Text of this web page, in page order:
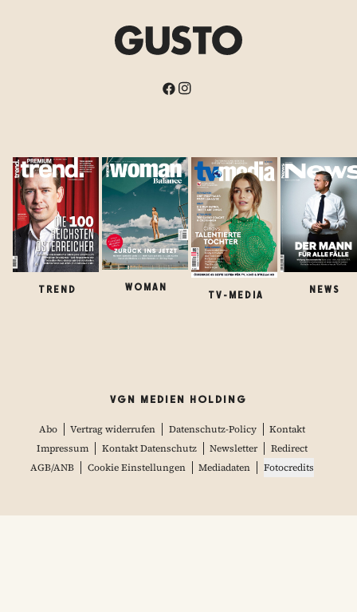
TREND WOMAN
TV-MEDIA
NEWS
VGN MEDIEN HOLDING
Abo Vertrag widerrufen Datenschutz-Policy
Kontakt
Impressum
Kontakt Datenschutz Newsletter
Redirect
AGB/ANB
Cookie Einstellungen Mediadaten Fotocredits